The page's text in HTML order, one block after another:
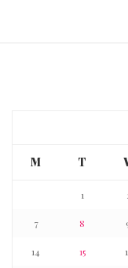
M T
1
7 8
14 15